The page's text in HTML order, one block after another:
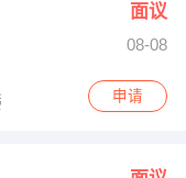
面议
08-08
和东路交汇处申请